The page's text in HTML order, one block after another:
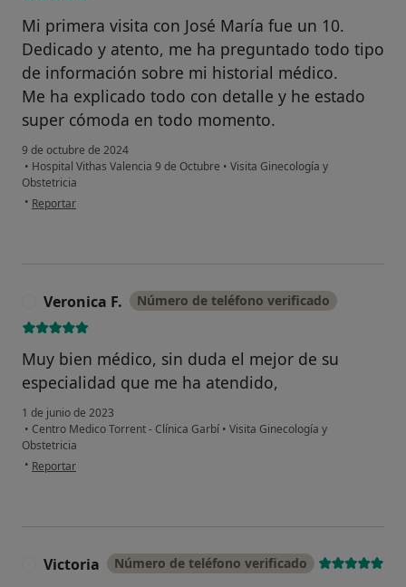
Mi primera visita con José María fue un 10.
Dedicado y atento, me ha preguntado todo tipo
de información sobre mi historial médico.
Me ha explicado todo con detalle y he estado
super cómoda en todo momento.
9 de octubre de 2024
• Hospital Vithas Valencia 9 de Octubre • Visita Ginecología y
Obstetricia
• en opinión del usuario Laura Fernandez
Reportar
Veronica F. Número de teléfono verificado
Muy bien médico, sin duda el mejor de su
especialidad que me ha atendido,
1 de junio de 2023
• Centro Medico Torrent - Clínica Garbí • Visita Ginecología y
Obstetricia
• en opinión del usuario Veronica F.
Reportar
Victoria Número de teléfono verificado